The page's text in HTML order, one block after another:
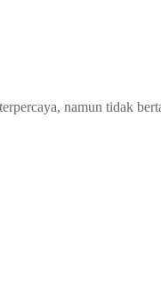
namun tidak